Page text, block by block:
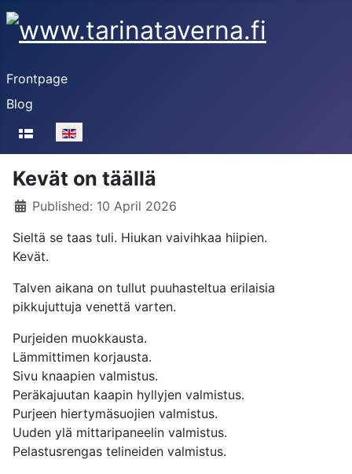
Frontpage
Blog
Select your language
Kevät on täällä
DetailsPublished: 10 April 2026
Sieltä se taas tuli. Hiukan vaivihkaa hiipien.
Kevät.
Talven aikana on tullut puuhasteltua erilaisia
pikkujuttuja venettä varten.
Purjeiden muokkausta.
Lämmittimen korjausta.
Sivu knaapien valmistus.
Peräkajuutan kaapin hyllyjen valmistus.
Purjeen hiertymäsuojien valmistus.
Uuden ylä mittaripaneelin valmistus.
Pelastusrengas telineiden valmistus.